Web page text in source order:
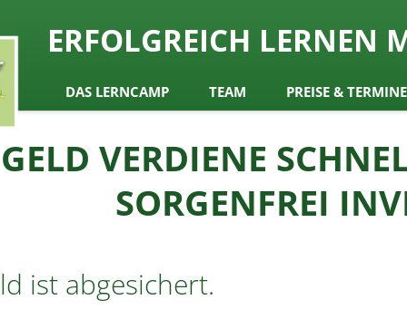
by Obermair
ERFOLGREICH LERNEN
ZumDAS LERNCAMP TEAM PREISE & TERMINE
GELD VERDIENE
SORGENFREI
ist abgesichert.